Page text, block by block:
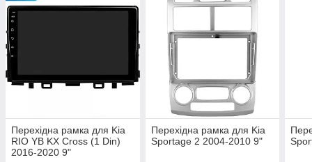
Перехідна рамка для Kia
RIO YB KX Cross (1 Din)
2016-2020 9"
Перехідна рамка для Kia
Sportage 2 2004-2010 9"